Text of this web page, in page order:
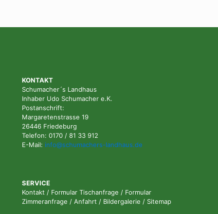
KONTAKT
Schumacher´s Landhaus
Inhaber Udo Schumacher e.K.
Postanschrift:
Margaretenstrasse 19
26446 Friedeburg
Telefon: 0170 / 81 33 912
E-Mail: info@schumachers-landhaus.de
SERVICE
Kontakt / Formular Tischanfrage / Formular
Zimmeranfrage / Anfahrt / Bildergalerie / Sitemap